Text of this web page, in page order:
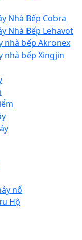
Nhà Bếp Cobra
Nhà Bếp Lehavot
nhà bếp Akronex
nhà bếp Xingjin
nổ
Hộ